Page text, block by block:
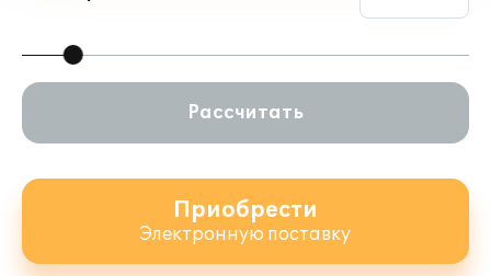
Рассчитать
Приобрести
Электронную поставку